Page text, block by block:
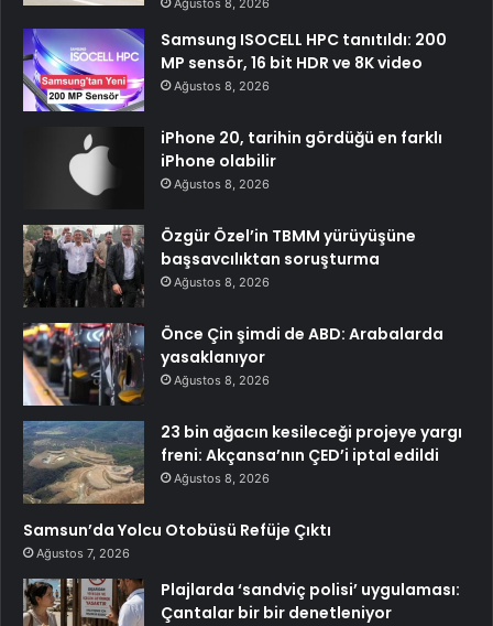
Samsung ISOCELL HPC tanıtıldı: 200
MP sensör, 16 bit HDR ve 8K video
Ağustos 8, 2026
iPhone 20, tarihin gördüğü en farklı
iPhone olabilir
Ağustos 8, 2026
Özgür Özel’in TBMM yürüyüşüne
başsavcılıktan soruşturma
Ağustos 8, 2026
Önce Çin şimdi de ABD: Arabalarda
yasaklanıyor
Ağustos 8, 2026
23 bin ağacın kesileceği projeye yargı
freni: Akçansa’nın ÇED’i iptal edildi
Ağustos 8, 2026
Samsun’da Yolcu Otobüsü Refüje Çıktı
Ağustos 7, 2026
Plajlarda ‘sandviç polisi’ uygulaması:
Çantalar bir bir denetleniyor